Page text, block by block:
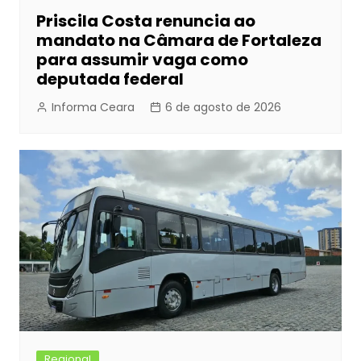
Priscila Costa renuncia ao
mandato na Câmara de Fortaleza
para assumir vaga como
deputada federal
Informa Ceara 6 de agosto de 2026